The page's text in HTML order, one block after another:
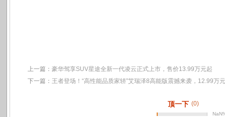
上一篇： 豪华驾享SUV星途全新一代凌云正式上市，售价13.99万元起
下一篇： 王者登场！“高性能品质家轿”艾瑞泽8高能版震撼来袭，12.99万
顶一下 (0)